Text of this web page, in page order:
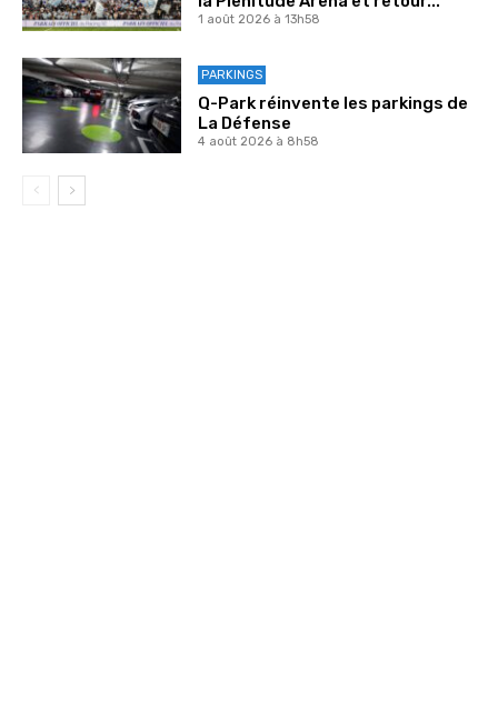
1 août 2026 à 13h58
PARKINGS
Q-Park réinvente les parkings de
La Défense
4 août 2026 à 8h58